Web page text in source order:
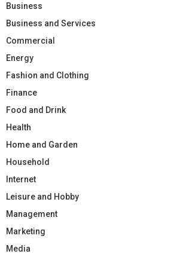
Business
Business and Services
Commercial
Energy
Fashion and Clothing
Finance
Food and Drink
Health
Home and Garden
Household
Internet
Leisure and Hobby
Management
Marketing
Media